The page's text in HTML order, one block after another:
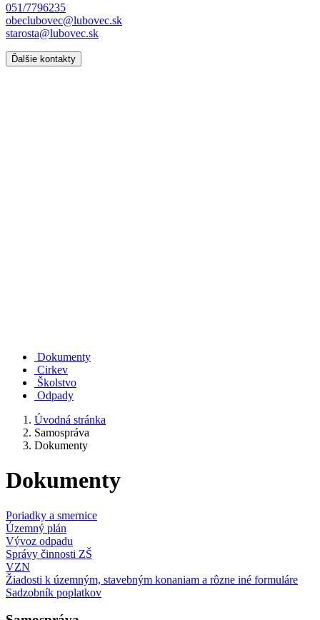
051/7796235
obeclubovec@lubovec.sk
starosta@lubovec.sk
Ďalšie kontakty
Dokumenty
Cirkev
Školstvo
Odpady
Úvodná stránka
Samospráva
Dokumenty
Dokumenty
Poriadky a smernice
Územný plán
Vývoz odpadu
Správy činnosti ZŠ
VZN
Žiadosti k územným, stavebným konaniam a rôzne iné formuláre
Sadzobník poplatkov